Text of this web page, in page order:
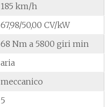
185 km/h
67,98/50,00 CV/kW
68 Nm a 5800 giri min
aria
meccanico
5